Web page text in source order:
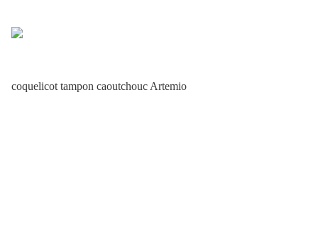
coquelicot tampon caoutchouc Artemio